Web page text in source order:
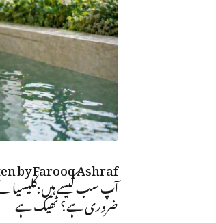
byFarooq Ashraf
آپ سب کیسے ہیں:کلیسیا
ضروری ہے؟ ٹھیک ہے